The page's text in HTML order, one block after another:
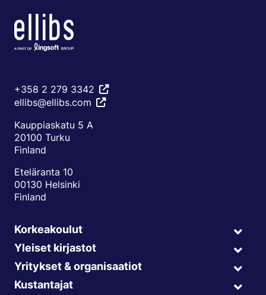
+358 2 279 3342
ellibs@ellibs.com
Kauppiaskatu 5 A
20100 Turku
Finland
Eteläranta 10
00130 Helsinki
Finland
Korkeakoulut
child
menu
Yleiset kirjastot
child
menu
Yritykset & organisaatiot
child
menu
Kustantajat